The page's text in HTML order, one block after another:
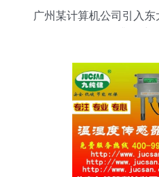
广州某计算机公司引入东